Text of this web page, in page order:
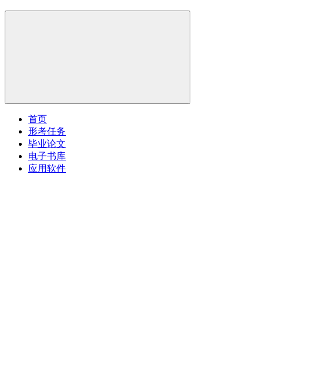
首页
形考任务
毕业论文
电子书库
应用软件